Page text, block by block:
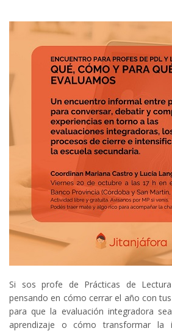
Si sos profe de Prácticas de
pensando en cómo cerrar el año con
para que la evaluación integradora
aprendizaje o cómo transformar la